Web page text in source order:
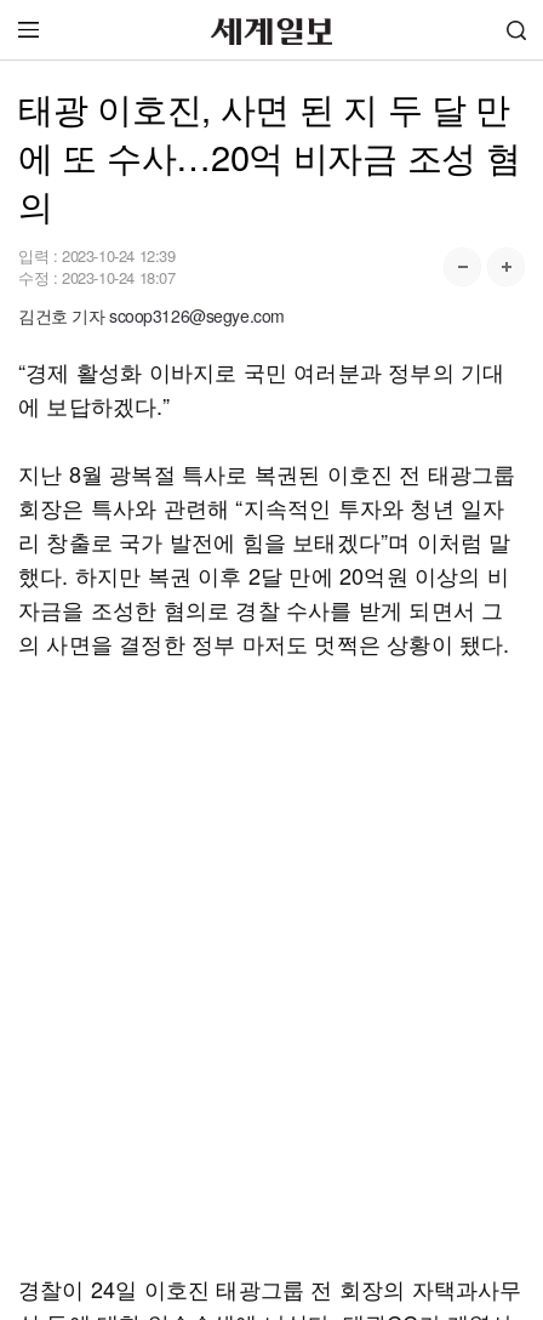
태광 이호진, 사면 된 지 두 달 만
에 또 수사…20억 비자금 조성 혐
의
입력 : 2023-10-24 12:39
수정 : 2023-10-24 18:07
김건호 기자 scoop3126@segye.com
“경제 활성화 이바지로 국민 여러분과 정부의 기대
에 보답하겠다.”
지난 8월 광복절 특사로 복권된 이호진 전 태광그룹
회장은 특사와 관련해 “지속적인 투자와 청년 일자
리 창출로 국가 발전에 힘을 보태겠다”며 이처럼 말
했다. 하지만 복권 이후 2달 만에 20억원 이상의 비
자금을 조성한 혐의로 경찰 수사를 받게 되면서 그
의 사면을 결정한 정부 마저도 멋쩍은 상황이 됐다.
경찰이 24일 이호진 태광그룹 전 회장의 자택과사무